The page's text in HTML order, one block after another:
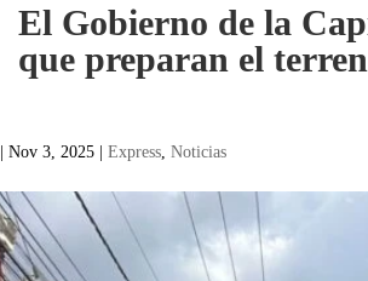
El Gobierno de la
que preparan el
|Nov 3, 2025 |Express ,Noticias